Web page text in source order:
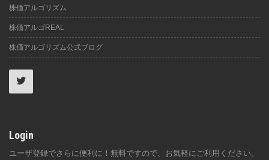
株価アルゴリズム
株価アルゴREAL
株価アルゴリズム公式ブログ
Login
ユーザ登録でさらに便利に！無料ですので、お気軽にご利用ください。